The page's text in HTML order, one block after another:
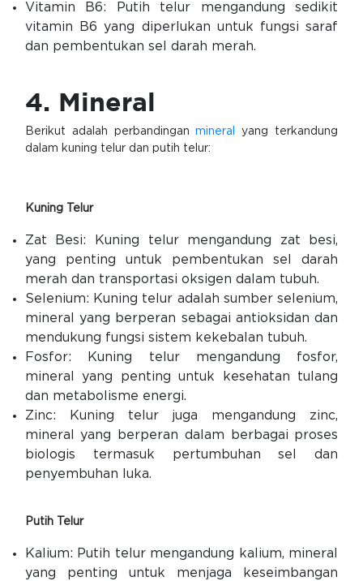
Vitamin B6: Putih telur mengandung sedikit
vitamin B6 yang diperlukan untuk fungsi saraf
dan pembentukan sel darah merah.
4. Mineral
Berikut adalah perbandinganmineral
yang terkandung
dalam kuning telur dan putih telur:
Kuning Telur
Zat Besi: Kuning telur mengandung zat besi,
yang penting untuk pembentukan sel darah
merah dan transportasi oksigen dalam tubuh.
Selenium: Kuning telur adalah sumber selenium,
mineral yang berperan sebagai antioksidan dan
mendukung fungsi sistem kekebalan tubuh.
Fosfor: Kuning telur mengandung fosfor,
mineral yang penting untuk kesehatan tulang
dan metabolisme energi.
Zinc: Kuning telur juga mengandung zinc,
mineral yang berperan dalam berbagai proses
biologis termasuk pertumbuhan sel dan
penyembuhan luka.
Putih Telur
Kalium: Putih telur mengandung kalium, mineral
yang penting untuk menjaga keseimbangan